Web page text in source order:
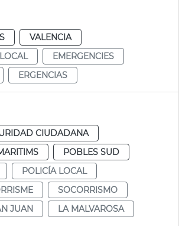
VALENCIA
EMERGENCIES
ERGENCIAS
CIUDADANA
POBLES SUD
POLICÍA LOCAL
SOCORRISMO
JUAN
LA MALVAROSA